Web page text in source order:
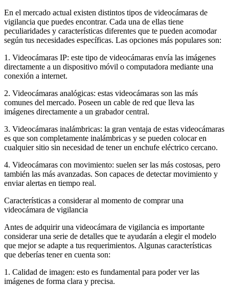
En el mercado actual existen distintos tipos de videocámaras de
vigilancia que puedes encontrar. Cada una de ellas tiene
peculiaridades y características diferentes que te pueden acomodar
según tus necesidades específicas. Las opciones más populares son:
1. Videocámaras IP: este tipo de videocámaras envía las imágenes
directamente a un dispositivo móvil o computadora mediante una
conexión a internet.
2. Videocámaras analógicas: estas videocámaras son las más
comunes del mercado. Poseen un cable de red que lleva las
imágenes directamente a un grabador central.
3. Videocámaras inalámbricas: la gran ventaja de estas videocámaras
es que son completamente inalámbricas y se pueden colocar en
cualquier sitio sin necesidad de tener un enchufe eléctrico cercano.
4. Videocámaras con movimiento: suelen ser las más costosas, pero
también las más avanzadas. Son capaces de detectar movimiento y
enviar alertas en tiempo real.
Características a considerar al momento de comprar una
videocámara de vigilancia
Antes de adquirir una videocámara de vigilancia es importante
considerar una serie de detalles que te ayudarán a elegir el modelo
que mejor se adapte a tus requerimientos. Algunas características
que deberías tener en cuenta son:
1. Calidad de imagen: esto es fundamental para poder ver las
imágenes de forma clara y precisa.